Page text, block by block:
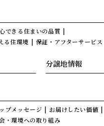
できる住まいの品質
る住環境
保証・アフターサービス
分譲地情報
プメッセージ
お届けしたい価値
・環境への取り組み